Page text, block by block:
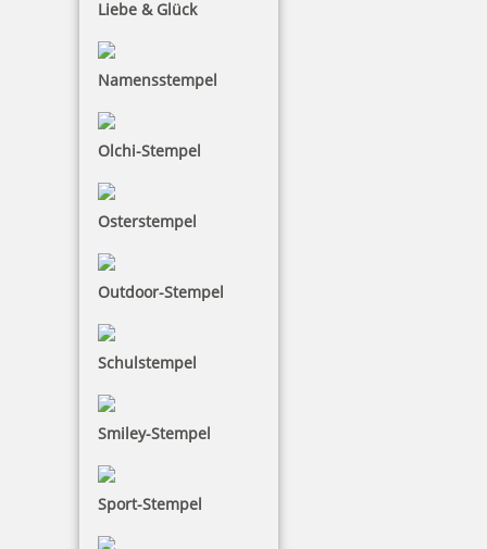
Liebe & Glück
Namensstempel
Olchi-Stempel
Osterstempel
Outdoor-Stempel
Schulstempel
Smiley-Stempel
Sport-Stempel
trodat edy FIX - Motivationsstempel Lass dich nicht hängen